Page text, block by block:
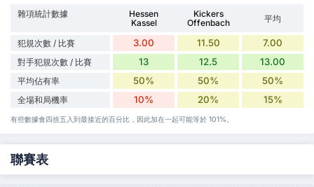
雜項統計數據
Hessen
Kassel
Kickers
Offenbach
平均
犯規次數 / 比賽 3.00 11.50 7.00
對手犯規次數 / 比賽 13 12.5 13.00
平均佔有率 50% 50% 50%
全場和局機率 10% 20% 15%
有些數據會四捨五入到最接近的百分比，因此加在一起可能等於 101%。
聯賽表